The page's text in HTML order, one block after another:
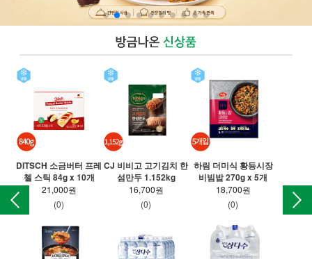
DITSCH 소금버터 프레
첼 스틱 84g x 10개
21,000원
(0)
CJ 비비고 고기김치 한
섬만두 1.152kg
16,700원
(0)
하림 더미식 황등시장
비빔밥 270g x 5개
18,700원
(0)